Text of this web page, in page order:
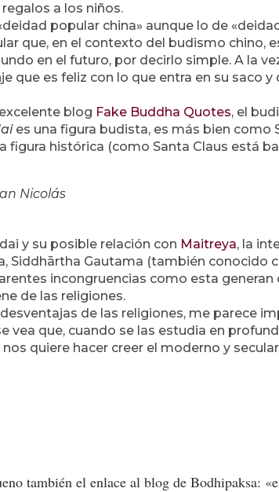
a los niños.
popular china» aunque lo de
que, en el contexto del budismo chino,
en el futuro, por decirlo simple. A la
que es feliz con lo que entra en su saco y
blog Fake Buddha Quotes, el
es una figura budista, es más bien como
figura histórica (como Santa Claus está
Nicolás
y su posible relación con Maitreya, la
Siddhārtha Gautama (también conocido
incongruencias como esta generan
de las religiones.
de las religiones, me parece
vea que, cuando se las estudia en
quiere hacer creer el moderno y
también el enlace al blog de Bodhipaksa: